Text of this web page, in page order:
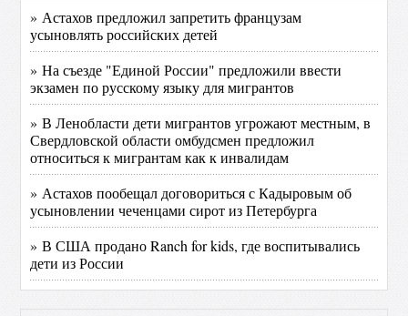
» Астахов предложил запретить французам
усыновлять российских детей
» На съезде "Единой России" предложили ввести
экзамен по русскому языку для мигрантов
» В Ленобласти дети мигрантов угрожают местным, в
Свердловской области омбудсмен предложил
относиться к мигрантам как к инвалидам
» Астахов пообещал договориться с Кадыровым об
усыновлении чеченцами сирот из Петербурга
» В США продано Ranch for kids, где воспитывались
дети из России